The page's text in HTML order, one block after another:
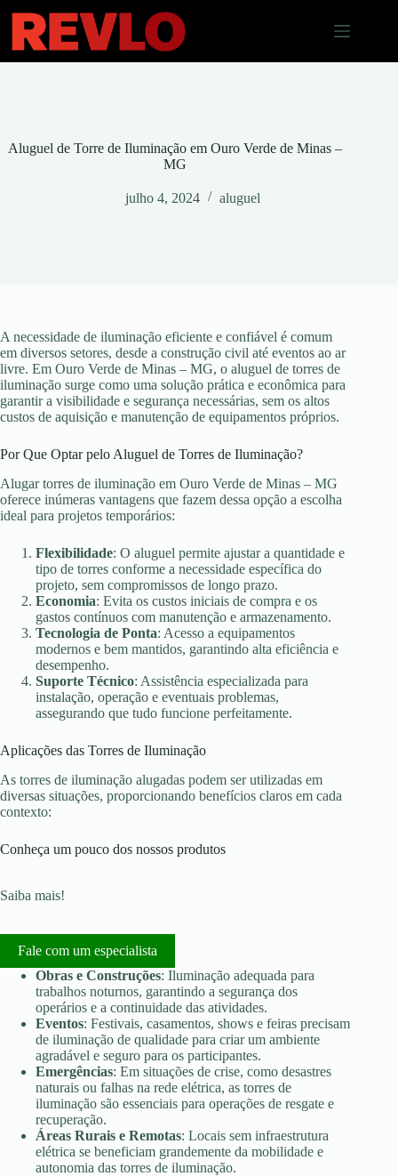
para
conteúdo
Aluguel de Torre de Iluminação em Ouro Verde de Minas –
MG
julho 4, 2024 aluguel
A necessidade de iluminação eficiente e confiável é comum
em diversos setores, desde a construção civil até eventos ao ar
livre. Em Ouro Verde de Minas – MG, o aluguel de torres de
iluminação surge como uma solução prática e econômica para
garantir a visibilidade e segurança necessárias, sem os altos
custos de aquisição e manutenção de equipamentos próprios.
Por Que Optar pelo Aluguel de Torres de Iluminação?
Alugar torres de iluminação em Ouro Verde de Minas – MG
oferece inúmeras vantagens que fazem dessa opção a escolha
ideal para projetos temporários:
Flexibilidade: O aluguel permite ajustar a quantidade e
tipo de torres conforme a necessidade específica do
projeto, sem compromissos de longo prazo.
Economia: Evita os custos iniciais de compra e os
gastos contínuos com manutenção e armazenamento.
Tecnologia de Ponta: Acesso a equipamentos
modernos e bem mantidos, garantindo alta eficiência e
desempenho.
Suporte Técnico: Assistência especializada para
instalação, operação e eventuais problemas,
assegurando que tudo funcione perfeitamente.
Aplicações das Torres de Iluminação
As torres de iluminação alugadas podem ser utilizadas em
diversas situações, proporcionando benefícios claros em cada
contexto:
Conheça um pouco dos nossos produtos
Saiba mais!
Fale com um especialista
Obras e Construções: Iluminação adequada para
trabalhos noturnos, garantindo a segurança dos
operários e a continuidade das atividades.
Eventos: Festivais, casamentos, shows e feiras precisam
de iluminação de qualidade para criar um ambiente
agradável e seguro para os participantes.
Emergências: Em situações de crise, como desastres
naturais ou falhas na rede elétrica, as torres de
iluminação são essenciais para operações de resgate e
recuperação.
Áreas Rurais e Remotas: Locais sem infraestrutura
elétrica se beneficiam grandemente da mobilidade e
autonomia das torres de iluminação.